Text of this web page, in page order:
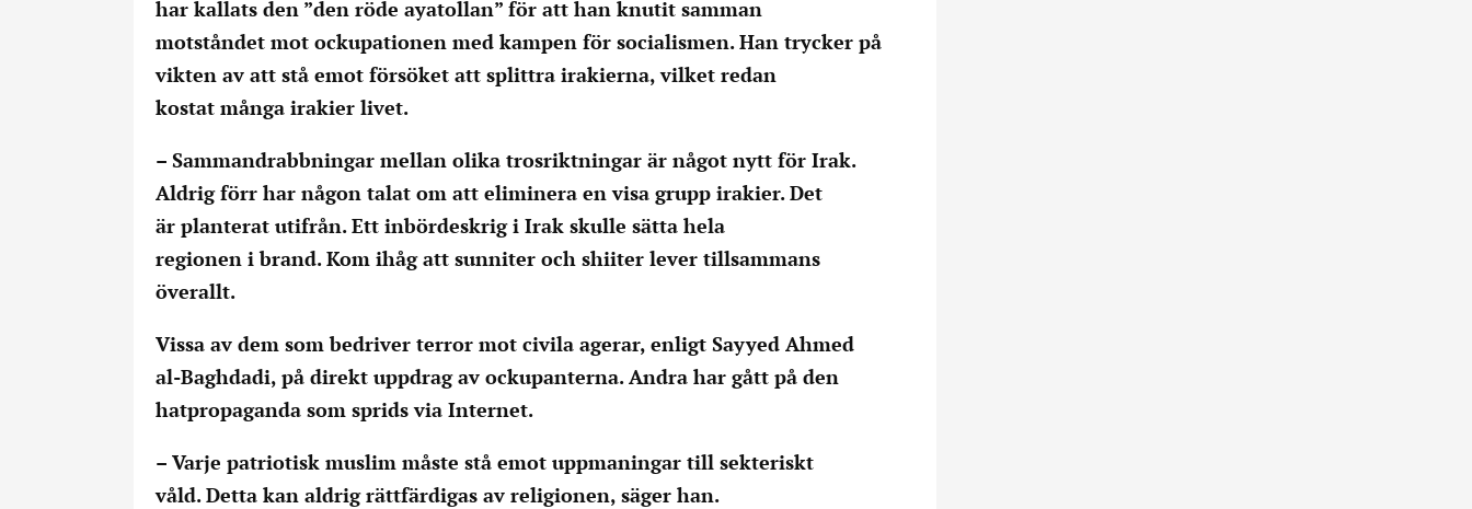
har kallats den ”den röde ayatollan” för att han knutit samman
motståndet mot ockupationen med kampen för socialismen. Han trycker på
vikten av att stå emot försöket att splittra irakierna, vilket redan
kostat många irakier livet.
– Sammandrabbningar mellan olika trosriktningar är något nytt för Irak.
Aldrig förr har någon talat om att eliminera en visa grupp irakier. Det
är planterat utifrån. Ett inbördeskrig i Irak skulle sätta hela
regionen i brand. Kom ihåg att sunniter och shiiter lever tillsammans
överallt.
Vissa av dem som bedriver terror mot civila agerar, enligt Sayyed Ahmed
al-Baghdadi, på direkt uppdrag av ockupanterna. Andra har gått på den
hatpropaganda som sprids via Internet.
– Varje patriotisk muslim måste stå emot uppmaningar till sekteriskt
våld. Detta kan aldrig rättfärdigas av religionen, säger han.